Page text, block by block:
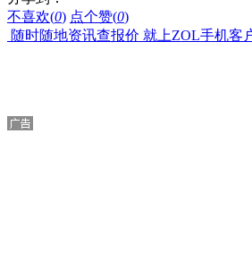
不喜欢(0) 点个赞(0)
随时随地资讯查报价 就上ZOL手机客